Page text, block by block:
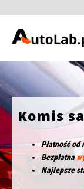
Komis
Płatność od
Bezpłatna
Najlepsze